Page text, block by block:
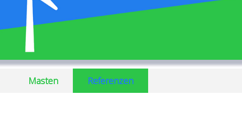
Masten Referenzen